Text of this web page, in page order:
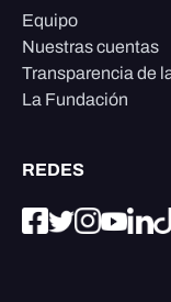
Equipo
Nuestras cuentas
Transparencia de
La Fundación
REDES